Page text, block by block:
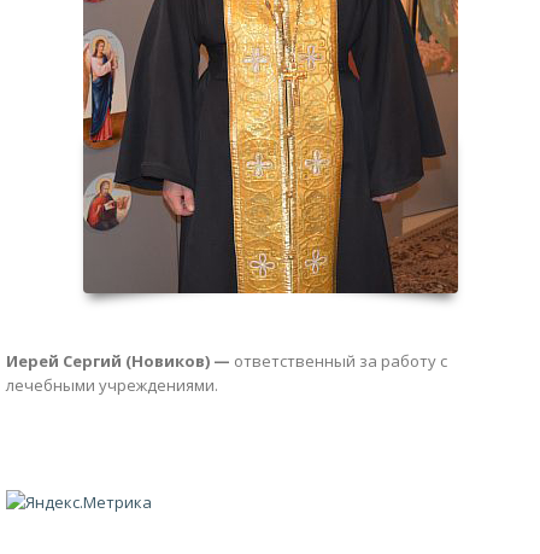
Иерей Сергий (Новиков) — ответственный за работу с
лечебными учреждениями.